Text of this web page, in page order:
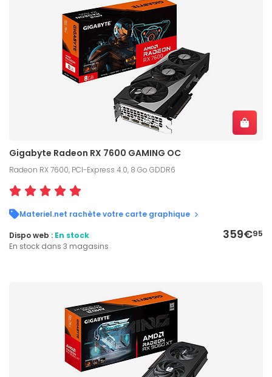
Gigabyte Radeon RX 7600 GAMING OC
Radeon RX 7600, PCI-Express 4.0, 8 Go GDDR6
Materiel.net rachète votre carte graphique
359€95
Dispo web : En stock
En stock dans 3 magasins